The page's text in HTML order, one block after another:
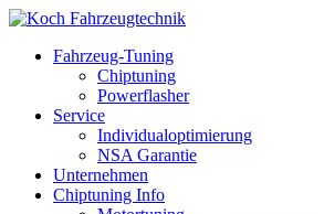
Fahrzeug-Tuning
Chiptuning
Powerflasher
Service
Individualoptimierung
NSA Garantie
Unternehmen
Chiptuning Info